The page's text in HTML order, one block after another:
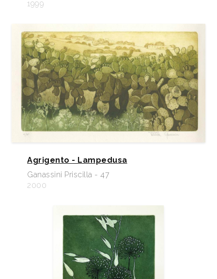
1999
Agrigento - Lampedusa
Ganassini Priscilla - 47
2000